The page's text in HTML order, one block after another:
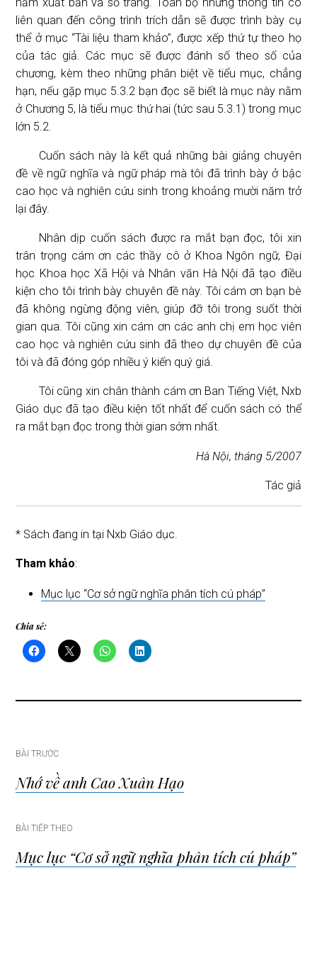
liên quan đến công trình trích dẫn sẽ được trình bày cụ
thể ở mục “Tài liệu tham khảo”, được xếp thứ tự theo họ
của tác giả. Các mục sẽ được đánh số theo số của
chương, kèm theo những phân biệt về tiểu mục, chẳng
hạn, nếu gặp mục 5.3.2 bạn đọc sẽ biết là mục này nằm
ở Chương 5, là tiểu mục thứ hai (tức sau 5.3.1) trong mục
lớn 5.2.
Cuốn sách này là kết quả những bài giảng chuyên
đề về ngữ nghĩa và ngữ pháp mà tôi đã trình bày ở bậc
cao học và nghiên cứu sinh trong khoảng mười năm trở
lại đây.
Nhân dịp cuốn sách được ra mắt bạn đọc, tôi xin
trân trọng cám ơn các thầy cô ở Khoa Ngôn ngữ, Đại
học Khoa học Xã Hội và Nhân văn Hà Nội đã tạo điều
kiện cho tôi trình bày chuyên đề này. Tôi cám ơn bạn bè
đã không ngừng động viên, giúp đỡ tôi trong suốt thời
gian qua. Tôi cũng xin cám ơn các anh chị em học viên
cao học và nghiên cứu sinh đã theo dự chuyên đề của
tôi và đã đóng góp nhiều ý kiến quý giá.
Tôi cũng xin chân thành cám ơn Ban Tiếng Việt, Nxb
Giáo dục đã tạo điều kiện tốt nhất để cuốn sách có thể
ra mắt bạn đọc trong thời gian sớm nhất.
Hà Nội, tháng 5/2007
Tác giả
* Sách đang in tại Nxb Giáo dục.
Tham khảo:
Mục lục “Cơ sở ngữ nghĩa phân tích cú pháp”
Chia sẻ:
Điều
hướng
bài
viết
BÀI TRƯỚC
Nhớ về anh Cao Xuân Hạo
BÀI TIẾP THEO
Mục lục “Cơ sở ngữ nghĩa phân tích cú pháp”